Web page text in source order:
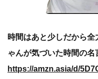
時間はあと少しだから
ゃんが気づいた時間の
https://amzn.asia/d/